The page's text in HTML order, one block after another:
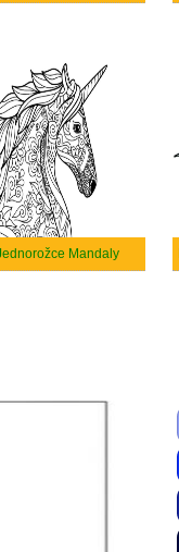
Mandaly